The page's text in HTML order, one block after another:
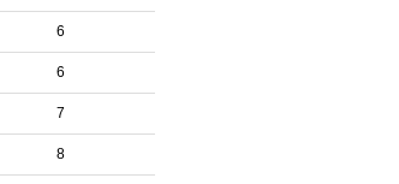
6
6
7
8